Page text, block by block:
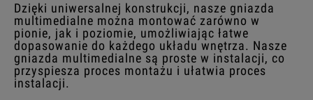
Dzięki uniwersalnej konstrukcji, nasze gniazda
multimedialne można montować zarówno w
pionie, jak i poziomie, umożliwiając łatwe
dopasowanie do każdego układu wnętrza. Nasze
gniazda multimedialne są proste w instalacji, co
przyspiesza proces montażu i ułatwia proces
instalacji.